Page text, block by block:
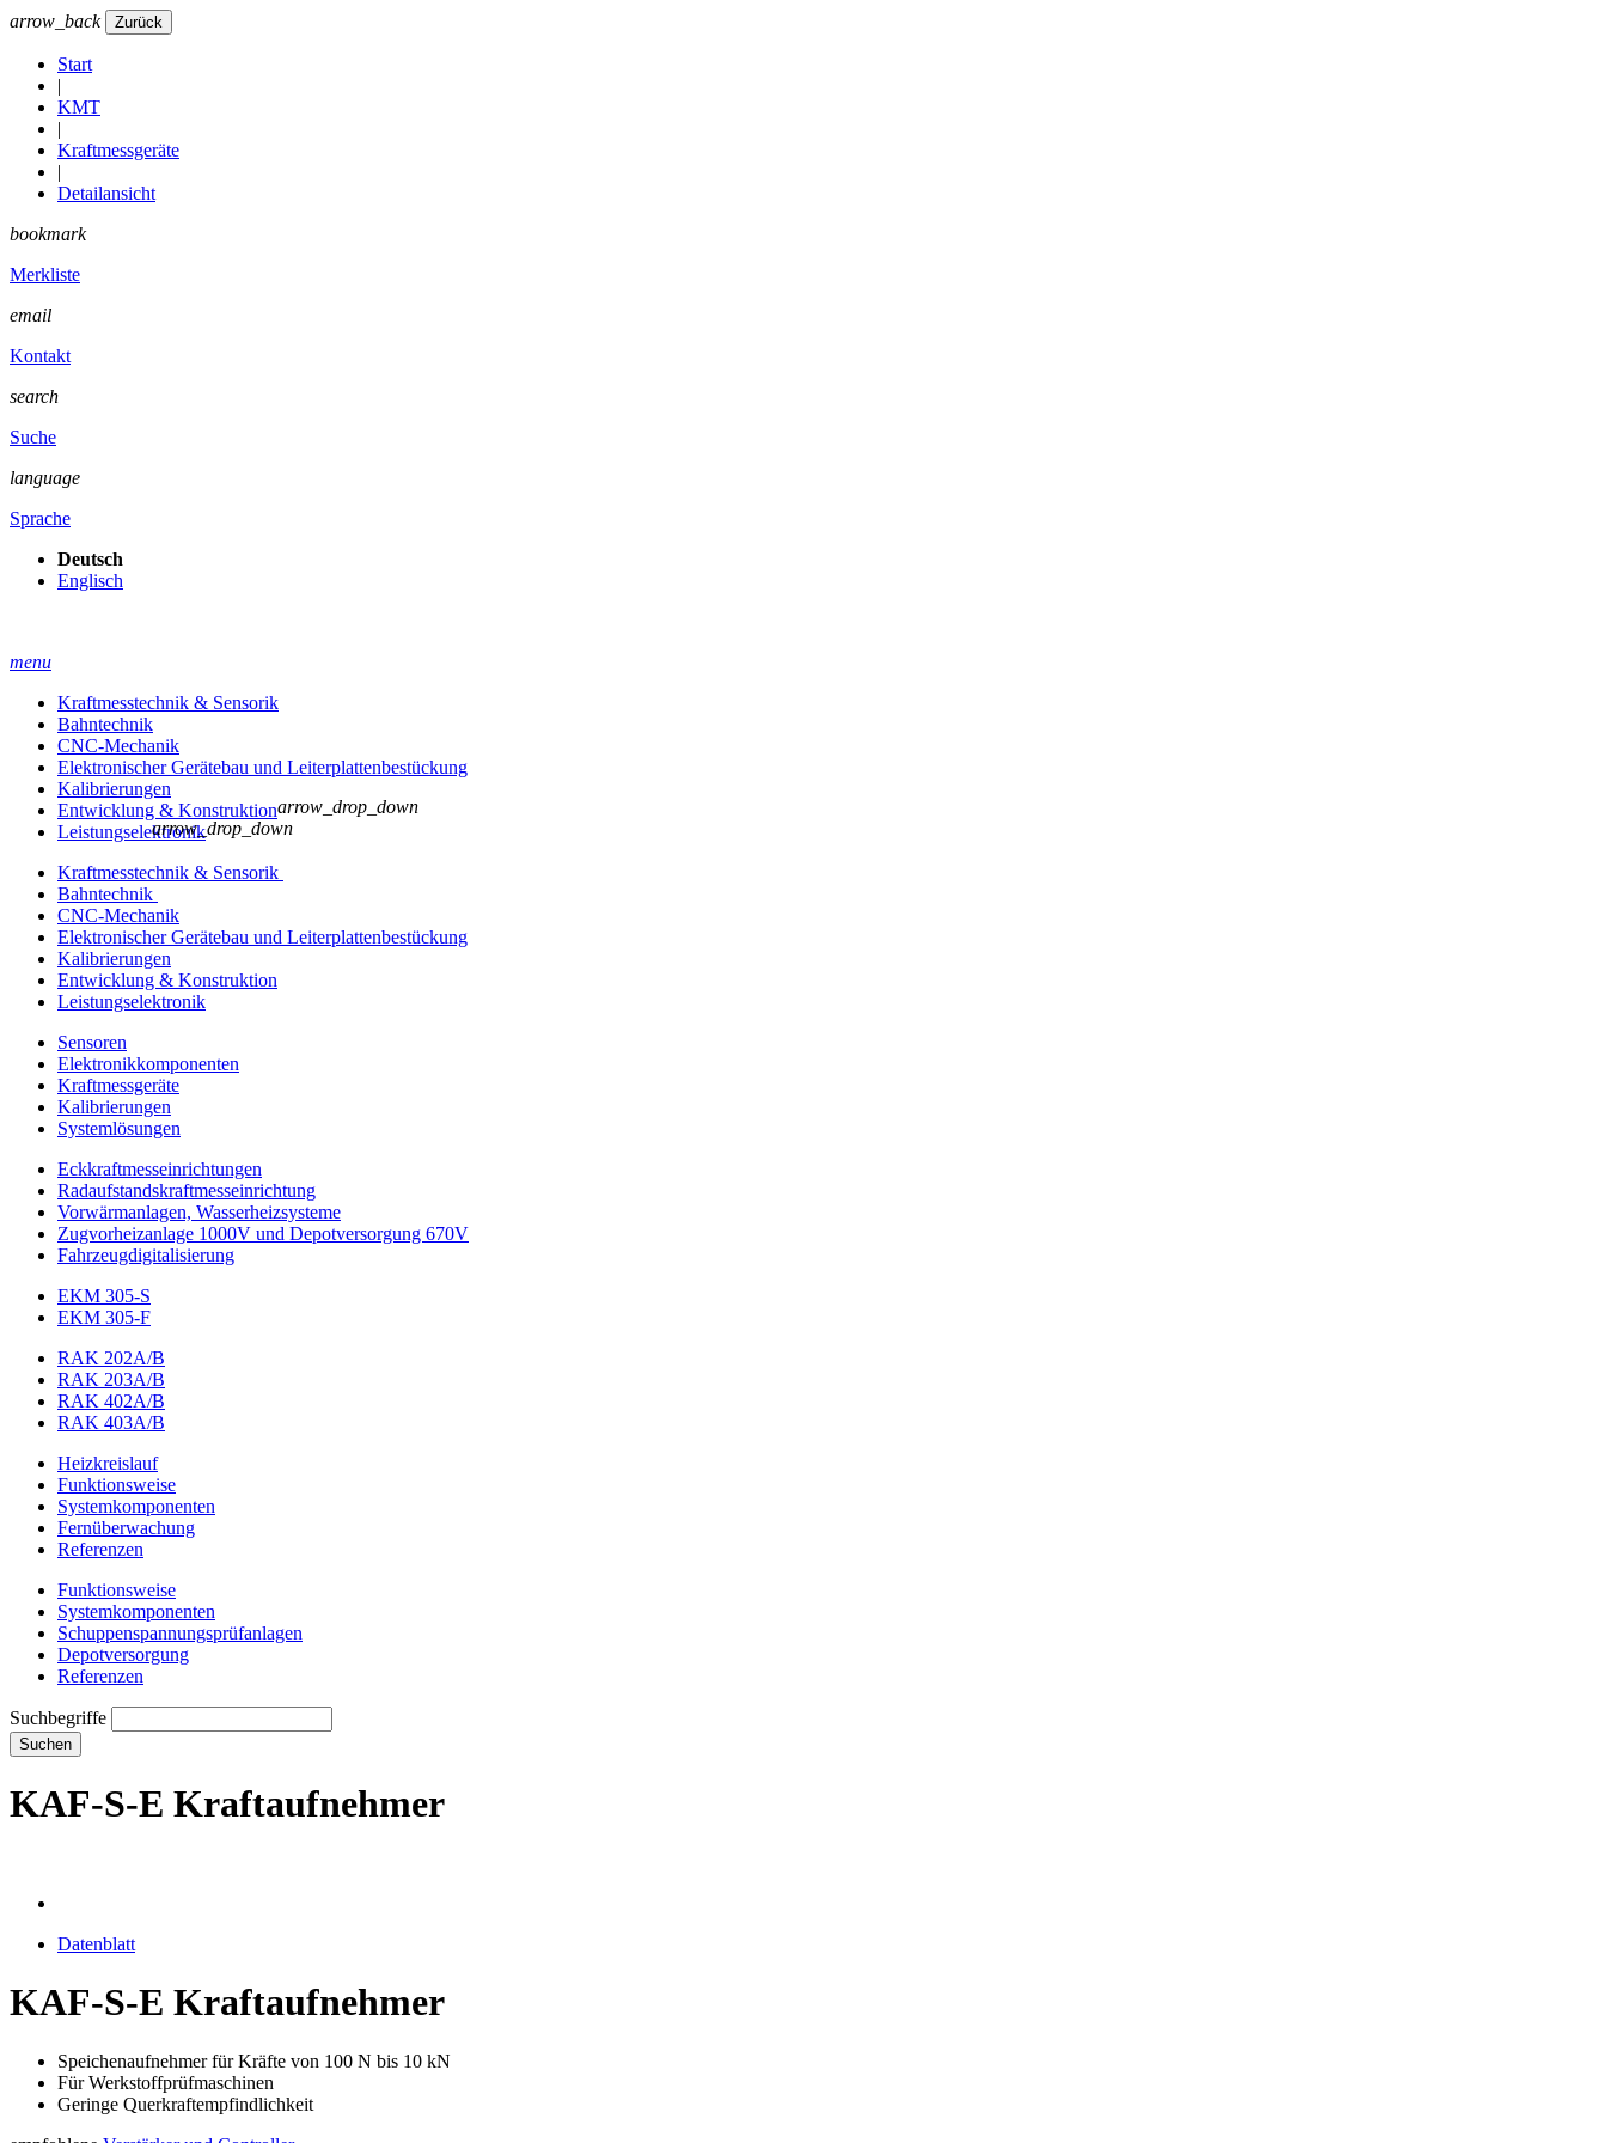
arrow_back
Start
|
KMT
|
Kraftmessgeräte
|
Detailansicht
bookmark
Merkliste
email
Kontakt
search
Suche
language
Sprache
Deutsch
Englisch
menu
Kraftmesstechnik & Sensorik
Bahntechnik
CNC-Mechanik
Elektronischer Gerätebau und Leiterplatten­bestückung
Kalibrierungen
Entwicklung & Konstruktion
Leistungselektronik
Kraftmesstechnik & Sensorik
arrow_drop_down
Bahntechnik
arrow_drop_down
CNC-Mechanik
Elektronischer Gerätebau und Leiterplatten­bestückung
Kalibrierungen
Entwicklung & Konstruktion
Leistungselektronik
Sensoren
Elektronikkomponenten
Kraftmessgeräte
Kalibrierungen
Systemlösungen
Eckkraftmess­einrichtungen
Radaufstands­kraftmess­einrichtung
Vorwärmanlagen, Wasserheizsysteme
Zugvorheizanlage 1000V und Depotversorgung 670V
Fahrzeugdigitalisierung
EKM 305-S
EKM 305-F
RAK 202A/B
RAK 203A/B
RAK 402A/B
RAK 403A/B
Heizkreislauf
Funktionsweise
Systemkomponenten
Fernüberwachung
Referenzen
Funktionsweise
Systemkomponenten
Schuppenspannungs­prüfanlagen
Depotversorgung
Referenzen
Suchbegriffe
Suchen
KAF-S-E Kraftaufnehmer
Datenblatt
KAF-S-E Kraftaufnehmer
Speichenaufnehmer für Kräfte von 100 N bis 10 kN
Für Werkstoffprüfmaschinen
Geringe Querkraftempfindlichkeit